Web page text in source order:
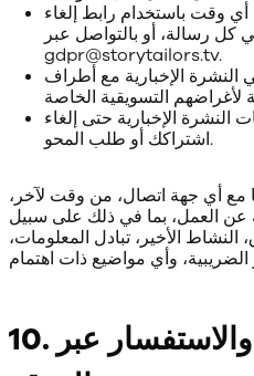
وقت باستخدام رابط إلغاء
كل رسالة، أو بالتواصل عبر
gdpr@storytailors.tv.
النشرة الإخبارية مع أطراف
النشرة الإخبارية حتى إلغاء
اشتراكك أو طلب المحو.
مع أي جهة اتصال، من وقت لآخر،
عن العمل، بما في ذلك على سبيل
النشاط الأخير، تبادل المعلومات،
10. نماذج الاتصال والاستفسار عبر